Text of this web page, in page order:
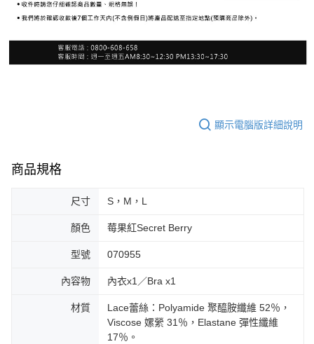
顯示電腦版詳細說明
商品規格
尺寸 S，M，L
顏色 莓果紅Secret Berry
型號 070955
內容物 內衣x1／Bra x1
材質
Lace蕾絲：Polyamide 聚醯胺纖維 52％，
Viscose 嫘縈 31％，Elastane 彈性纖維
17％。